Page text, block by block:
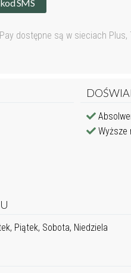
SMS
dostępne są w sieciach Plus,
Wyższe
Piątek, Sobota, Niedziela